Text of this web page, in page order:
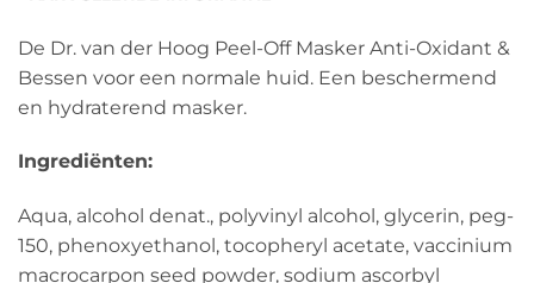
De Dr. van der Hoog Peel-Off Masker Anti-Oxidant &
Bessen voor een normale huid. Een beschermend
en hydraterend masker.
Ingrediënten:
Aqua, alcohol denat., polyvinyl alcohol, glycerin, peg-
150, phenoxyethanol, tocopheryl acetate, vaccinium
macrocarpon seed powder, sodium ascorbyl